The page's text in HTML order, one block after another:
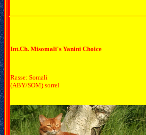
Int.Ch. Misomali's Yanini Choice
Rasse: Somali
(ABY/SOM) sorrel